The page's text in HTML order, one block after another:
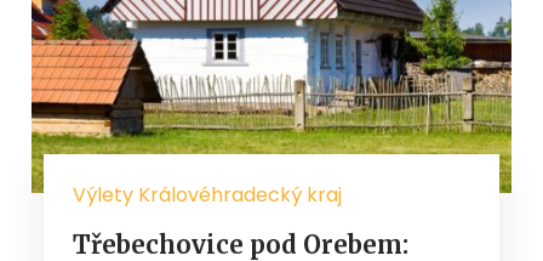
Výlety Královéhradecký kraj
Třebechovice pod Orebem: